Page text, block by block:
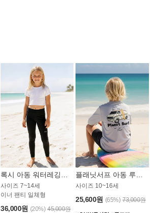
사이즈 7~14세
이너 팬티 일체형
36,000원 (20%) 45,000원
사이즈 10~16세
25,600원 (65%) 73,000원